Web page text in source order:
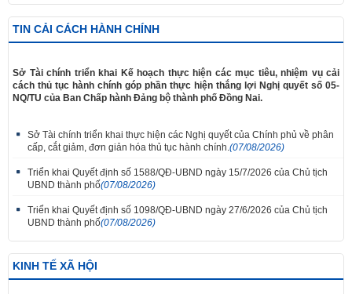
TIN CẢI CÁCH HÀNH CHÍNH
Sở Tài chính triển khai Kế hoạch thực hiện các mục tiêu, nhiệm vụ cải
cách thủ tục hành chính góp phần thực hiện thắng lợi Nghị quyết số 05-
NQ/TU của Ban Chấp hành Đảng bộ thành phố Đồng Nai.
Sở Tài chính triển khai thực hiện các Nghị quyết của Chính phủ về phân
cấp, cắt giảm, đơn giản hóa thủ tục hành chính. (07/08/2026)
Triển khai Quyết định số 1588/QĐ-UBND ngày 15/7/2026 của Chủ tịch
UBND thành phố(07/08/2026)
Triển khai Quyết định số 1098/QĐ-UBND ngày 27/6/2026 của Chủ tịch
UBND thành phố(07/08/2026)
KINH TẾ XÃ HỘI